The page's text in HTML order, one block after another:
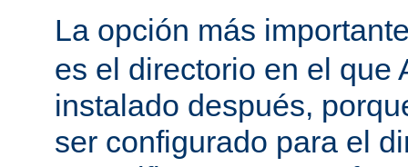
La opción más
es el directorio en el que
instalado después,
ser configurado para el